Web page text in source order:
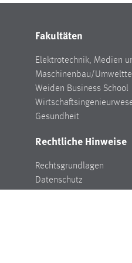
Fakultäten
Elektrotechnik, Medien
Maschinenbau/
Weiden Business School
Gesundheit
Rechtliche Hinweise
Rechtsgrundlagen
Datenschutz